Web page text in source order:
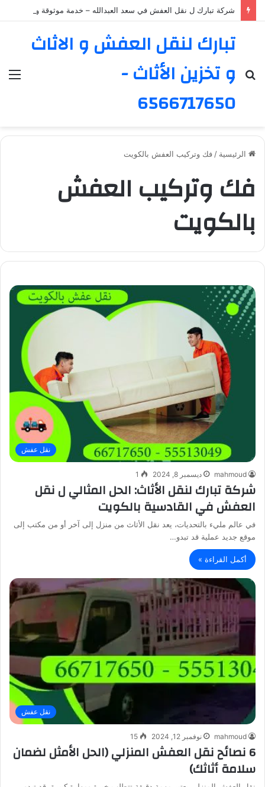
تبارك لنقل العفش و الاثاث
و تخزين الأثاث -
6566717650
بحث
الرئيسية / فك وتركيب العفش بالكويت
فك وتركيب العفش
بالكويت
نقل عفش
mahmoud ديسمبر 8, 2024 1
شركة تبارك لنقل الأثاث: الحل المثالي ل نقل
العفش في القادسية بالكويت
في عالم مليء بالتحديات، يعد نقل الأثاث من منزل إلى آخر أو من مكتب إلى
موقع جديد عملية قد تبدو…
أكمل القراءة »
نقل عفش
mahmoud نوفمبر 12, 2024 15
6 نصائح نقل العفش المنزلي (الحل الأمثل لضمان
سلامة أثاثك)